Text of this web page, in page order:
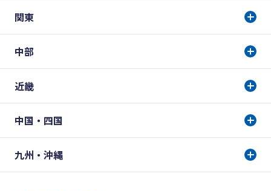
関東
中部
近畿
中国・四国
九州・沖縄